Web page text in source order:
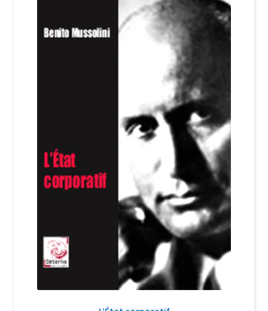
Politique de confidentialité et cookies
Qui sommes-nous ?
Soutien à Philippe Randa